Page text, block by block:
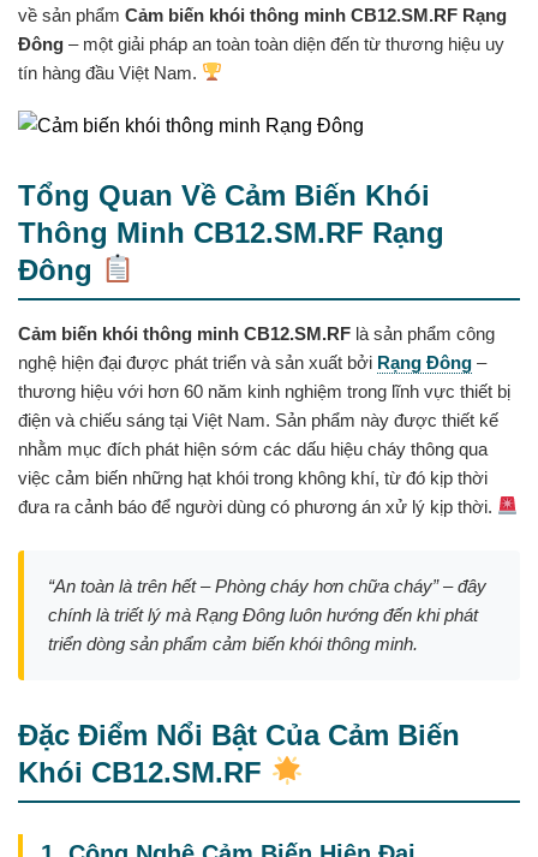
về sản phẩm Cảm biến khói thông minh CB12.SM.RF Rạng
Đông – một giải pháp an toàn toàn diện đến từ thương hiệu uy
tín hàng đầu Việt Nam.
Tổng Quan Về Cảm Biến Khói
Thông Minh CB12.SM.RF Rạng
Đông
Cảm biến khói thông minh CB12.SM.RF là sản phẩm công
nghệ hiện đại được phát triển và sản xuất bởi Rạng Đông –
thương hiệu với hơn 60 năm kinh nghiệm trong lĩnh vực thiết bị
điện và chiếu sáng tại Việt Nam. Sản phẩm này được thiết kế
nhằm mục đích phát hiện sớm các dấu hiệu cháy thông qua
việc cảm biến những hạt khói trong không khí, từ đó kịp thời
đưa ra cảnh báo để người dùng có phương án xử lý kịp thời.
“An toàn là trên hết – Phòng cháy hơn chữa cháy” – đây
chính là triết lý mà Rạng Đông luôn hướng đến khi phát
triển dòng sản phẩm cảm biến khói thông minh.
Đặc Điểm Nổi Bật Của Cảm Biến
Khói CB12.SM.RF